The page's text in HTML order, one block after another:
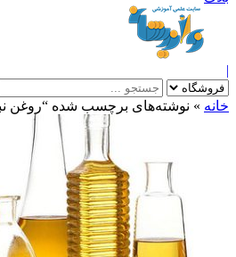
»نوشته‌های برچسب شده “روغن نباتی”